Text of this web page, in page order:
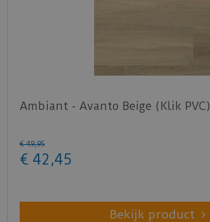
Ambiant - Avanto Beige (Klik PVC)
€ 49,95
€ 42 ,45
Bekijk product